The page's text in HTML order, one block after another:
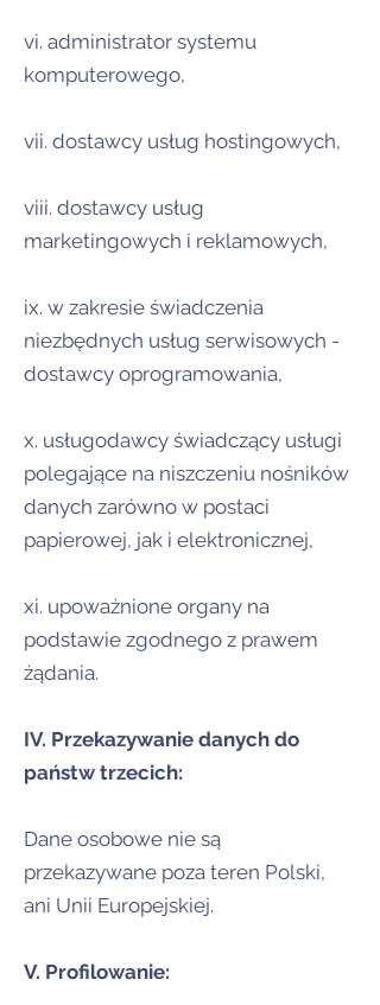
vi. administrator systemu
komputerowego,
vii. dostawcy usług hostingowych,
viii. dostawcy usług
marketingowych i reklamowych,
ix. w zakresie świadczenia
niezbędnych usług serwisowych -
dostawcy oprogramowania,
x. usługodawcy świadczący usługi
polegające na niszczeniu nośników
danych zarówno w postaci
papierowej, jak i elektronicznej,
xi. upoważnione organy na
podstawie zgodnego z prawem
żądania.
IV. Przekazywanie danych do
państw trzecich:
Dane osobowe nie są
przekazywane poza teren Polski,
ani Unii Europejskiej.
V. Profilowanie: